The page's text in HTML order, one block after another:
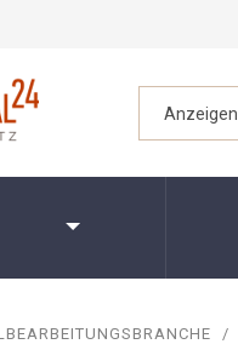
Anzeigen
/